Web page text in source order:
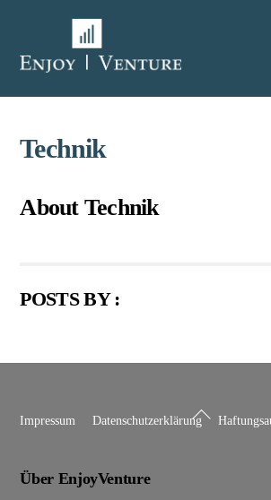
content
Technik
About Technik
POSTS BY :
Back
Impressum Datenschutzerklärung
Über EnjoyVenture